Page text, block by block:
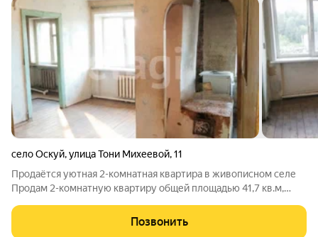
село Оскуй,улица Тони Михеевой,11
Продаётся уютная 2-комнатная квартира в живописном селе
Продам 2-комнатную квартиру общей площадью 41,7 кв.м,
Квартира находится в 240 км от Санкт-Петербурга и в 30 км от
Чудово. Дорога до
Позвонить